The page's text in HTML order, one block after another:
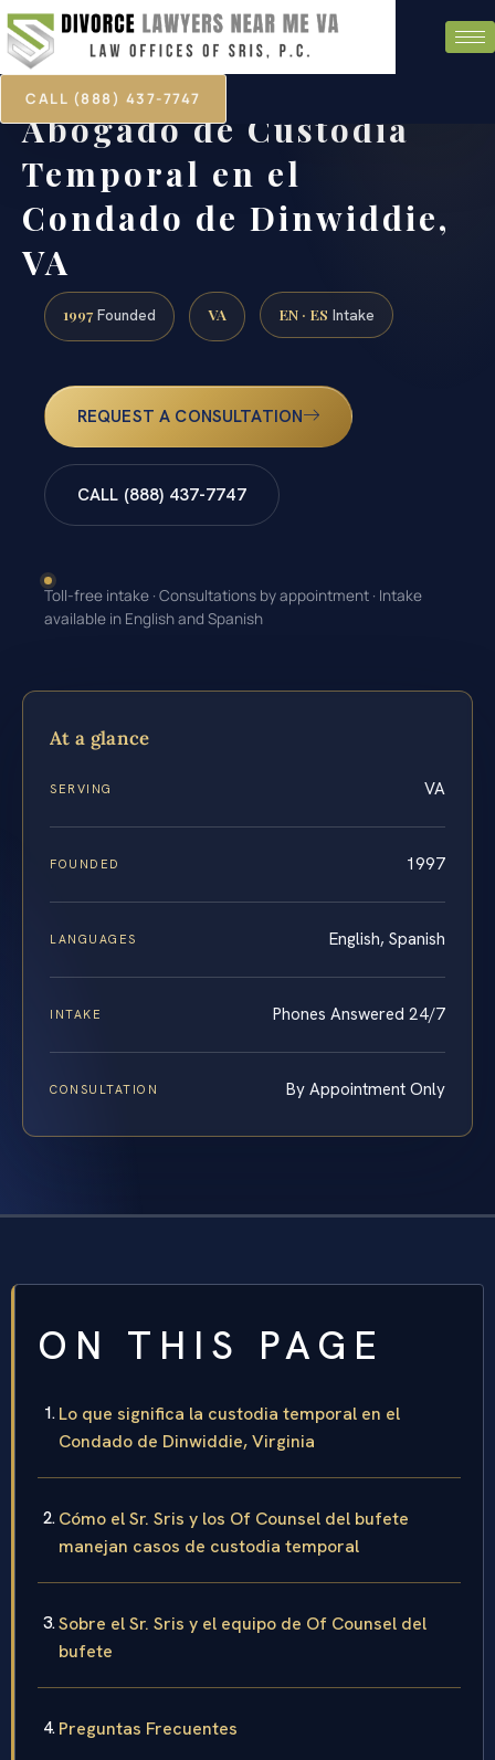
CALL (888) 437-7747
Abogado de Custodia
Temporal en el
Condado de Dinwiddie,
VA
1997 Founded VA EN · ES Intake
REQUEST A CONSULTATION
CALL (888) 437-7747
Toll-free intake · Consultations by appointment · Intake
available in English and Spanish
At a glance
SERVING VA
FOUNDED 1997
LANGUAGES English, Spanish
INTAKE Phones Answered 24/7
CONSULTATION By Appointment Only
ON THIS PAGE
Lo que significa la custodia temporal en el
Condado de Dinwiddie, Virginia
Cómo el Sr. Sris y los Of Counsel del bufete
manejan casos de custodia temporal
Sobre el Sr. Sris y el equipo de Of Counsel del
bufete
Preguntas Frecuentes